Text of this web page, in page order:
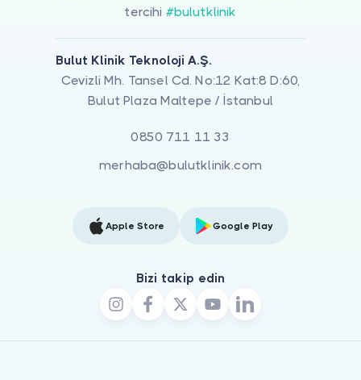
tercihi #bulutklinik
Bulut Klinik Teknoloji A.Ş.
Cevizli Mh. Tansel Cd. No:12 Kat:8 D:60,
Bulut Plaza Maltepe / İstanbul
0850 711 11 33
merhaba@bulutklinik.com
Apple Store Google Play
Bizi takip edin